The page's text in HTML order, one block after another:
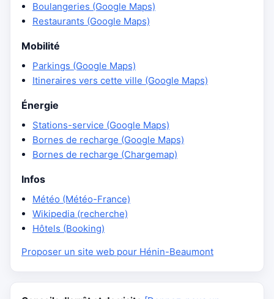
Boulangeries (Google Maps)
Restaurants (Google Maps)
Mobilité
Parkings (Google Maps)
Itineraires vers cette ville (Google Maps)
Énergie
Stations-service (Google Maps)
Bornes de recharge (Google Maps)
Bornes de recharge (Chargemap)
Infos
Météo (Météo-France)
Wikipedia (recherche)
Hôtels (Booking)
Proposer un site web pour Hénin-Beaumont